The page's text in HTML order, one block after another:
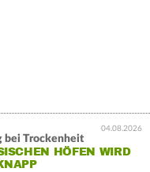
04.08.2026
bei Trockenheit
HÖFEN WIRD